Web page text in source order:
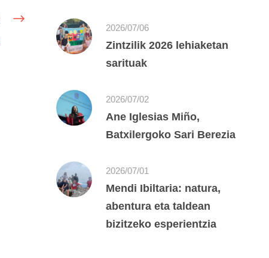
2026/07/06
Zintzilik 2026 lehiaketan
sarituak
2026/07/02
Ane Iglesias Miño,
Batxilergoko Sari Berezia
2026/07/01
Mendi Ibiltaria: natura,
abentura eta taldean
bizitzeko esperientzia